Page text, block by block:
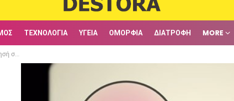
ΤΕΧΝΟΛΟΓΊΑ ΥΓΕΊΑ ΟΜΟΡΦΙΆ ΔΙΑΤΡΟΦΉ MORE